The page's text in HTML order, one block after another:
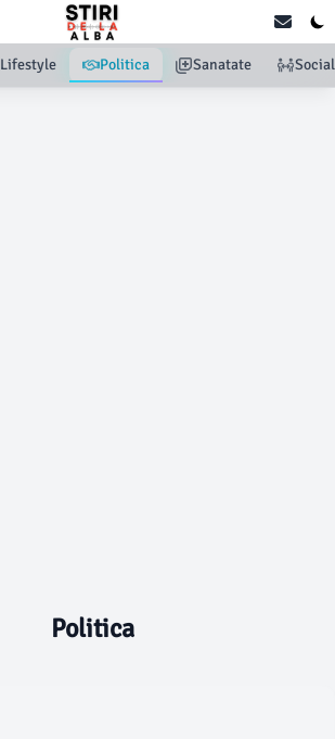
Lifestyle Politica Sanatate Social
Politica